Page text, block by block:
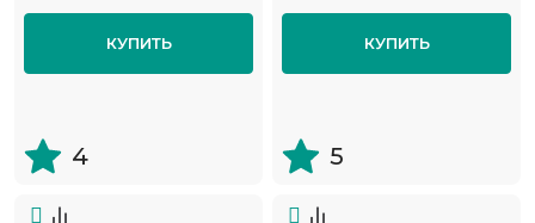
КУПИТЬ
4
КУПИТЬ
5